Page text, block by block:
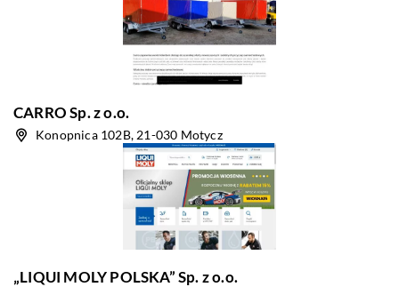
CARRO Sp. z o.o.
Konopnica 102B, 21-030 Motycz
„LIQUI MOLY POLSKA” Sp. z o.o.